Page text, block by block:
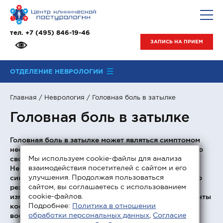
тел. +7 (495) 846-19-46
ЗАПИСЬ НА ПРИЕМ
ОТДЕЛЕНИЕ НЕВРОЛОГИИ
Главная / Неврология / Головная боль в затылке
Головная боль в затылке
Головная боль в затылке может являться симптомом
нескольких десятков заболеваний, отличающихся по
своей природе и групповой принадлежности.
Неизменным остается один факт – любой болевой
синдром свидетельствует о нарушении нормального
режима функционирования организма, а именно об
изменении постурального равновесия. Когда элементы
костно-мышечной системы смещаются (из-за
воспаления, травм или других причин), возникают
Мы используем cookie-файлы для анализа
взаимодействия посетителей с сайтом и его
улучшения. Продолжая пользоваться
сайтом, вы соглашаетесь с использованием
cookie-файлов.
Подробнее: Политика в отношении
обработки персональных данных Согласие